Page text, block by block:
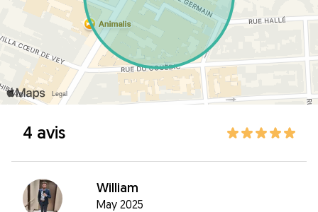
4 avis
William
May 2025